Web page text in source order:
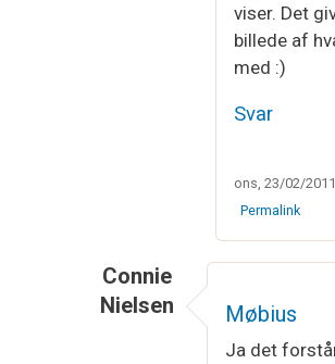
viser. Det
billede af
med :)
Svar
ons, 23/02/
Permalink
Connie
Nielsen
Møbius
Ja det